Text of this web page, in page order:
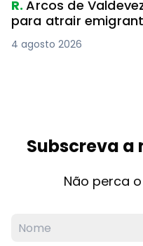
R.Arcos de
para atrair
4 agosto 2026
Subscreva a
Não perca